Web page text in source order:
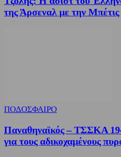
της Άρσεναλ με την Μπέτις
ΠΟΔΟΣΦΑΙΡΟ
Παναθηναϊκός – ΤΣΣΚΑ
για τους αδικοχαμένους